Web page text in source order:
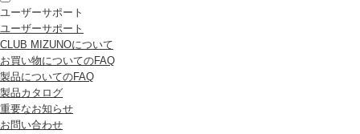
ユーザーサポート
ユーザーサポート
CLUB MIZUNOについて
お買い物についてのFAQ
製品についてのFAQ
製品カタログ
重要なお知らせ
お問い合わせ